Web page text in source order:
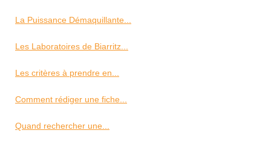
La Puissance Démaquillante...
Les Laboratoires de Biarritz...
Les critères à prendre en...
Comment rédiger une fiche...
Quand rechercher une...